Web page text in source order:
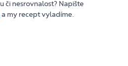
či nesrovnalost? Napište
a my recept vyladíme.